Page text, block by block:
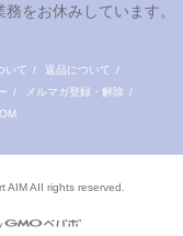
をお休みしています。
いて / 返品について /
/ メルマガ登録・解除 /
AIM AII rights reserved.